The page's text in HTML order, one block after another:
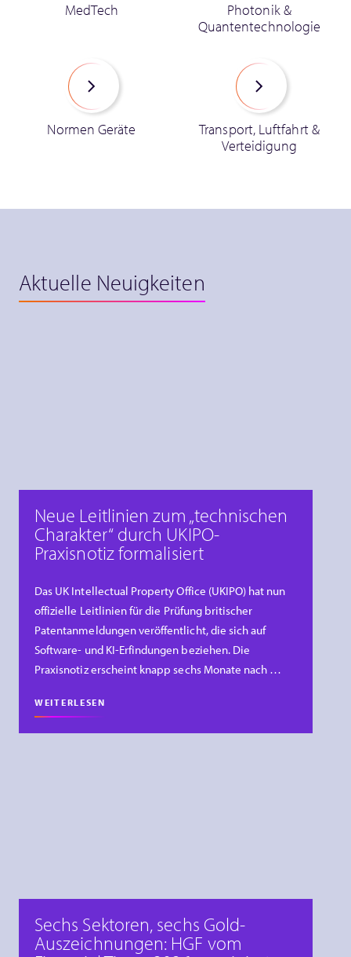
MedTech
Photonik &
Quantentechnologie
Normen Geräte
Transport, Luftfahrt &
Verteidigung
Aktuelle Neuigkeiten
Neue Leitlinien zum „technischen
Charakter“ durch UKIPO-
Praxisnotiz formalisiert
Das UK Intellectual Property Office (UKIPO) hat nun
offizielle Leitlinien für die Prüfung britischer
Patentanmeldungen veröffentlicht, die sich auf
Software- und KI-Erfindungen beziehen. Die
Praxisnotiz erscheint knapp sechs Monate nach …
WEITERLESEN
Sechs Sektoren, sechs Gold-
Auszeichnungen: HGF vom